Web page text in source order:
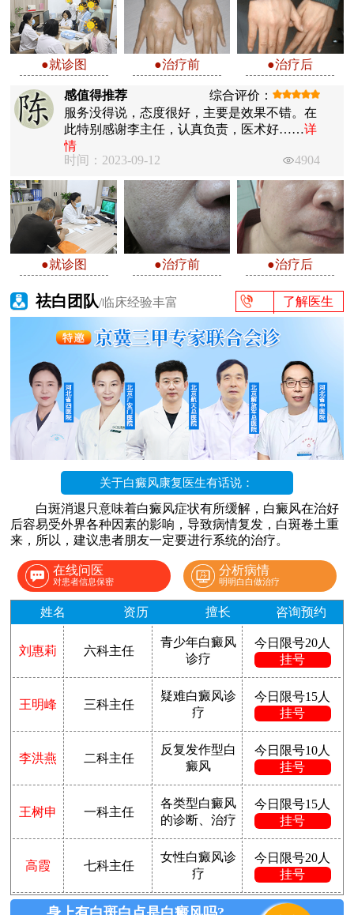
●就诊图 ●治疗前 ●治疗后
感值得推荐
综合评价：
服务没得说，态度很好，主要是效果不错。在
此特别感谢李主任，认真负责，医术好……详
情
时间：2023-09-12
4904
●就诊图 ●治疗前 ●治疗后
祛白团队/临床经验丰富 了解医生
关于白癜风康复医生有话说：
白斑消退只意味着白癜风症状有所缓解，白癜风在治好
后容易受外界各种因素的影响，导致病情复发，白斑卷土重
来，所以，建议患者朋友一定要进行系统的治疗。
在线问医
对患者信息保密
分析病情
明明白白做治疗
姓名 资历 擅长 咨询预约
刘惠莉 六科主任
青少年白癜风
诊疗
今日限号20人
挂号
王明峰 三科主任
疑难白癜风诊
疗
今日限号15人
挂号
李洪燕 二科主任
反复发作型白
癜风
今日限号10人
挂号
王树申 一科主任
各类型白癜风
的诊断、治疗
今日限号15人
挂号
高霞 七科主任
女性白癜风诊
疗
今日限号20人
挂号